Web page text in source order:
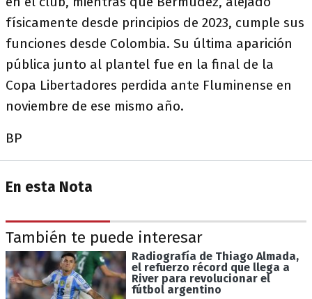
físicamente desde principios de 2023, cumple sus
funciones desde Colombia. Su última aparición
pública junto al plantel fue en la final de la
Copa Libertadores perdida ante Fluminense en
noviembre de ese mismo año.
BP
En esta Nota
También te puede interesar
Radiografía de Thiago Almada,
el refuerzo récord que llega a
River para revolucionar el
fútbol argentino